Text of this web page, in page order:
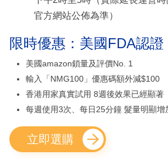
官方網站公佈為準）
限時優惠：美國FDA認
美國amazon鎖量及評價No. 1
輸入「NMG100」優惠碼額外減$100
香港用家真實試用 8週後效果已經顯著
每週使用3次、每日25分鐘 髮量明顯增
立即選購